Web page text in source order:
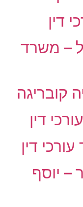
דין
– משרד
קובריגה
דין
דין
– יוסף